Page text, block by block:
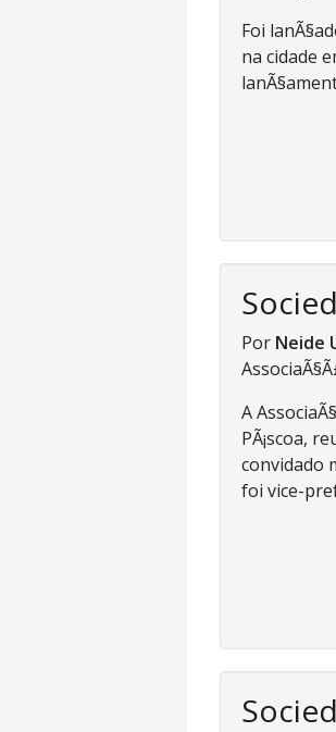
Foi
na cidade
Por Neide
A
PÃ¡scoa,
convidado
foi vice-